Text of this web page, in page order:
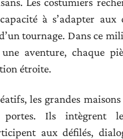
à s’adapter aux
tournage. Dans ce
une aventure, chaque
étroite.
les grandes
Ils intègrent
aux défilés,